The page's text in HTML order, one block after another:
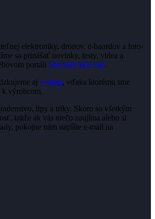
elektroniky, dronov, e-baordov a foto-
sa prinášať novinky, testy, videa a
portáli SMARTWEAR.
aj e-shop, vďaka ktorému sme
k výrobcom.
tipy a triky. Skoro so všetkým
takže ak vás niečo zaujíma alebo si
pokojne nám napíšte e-mail na